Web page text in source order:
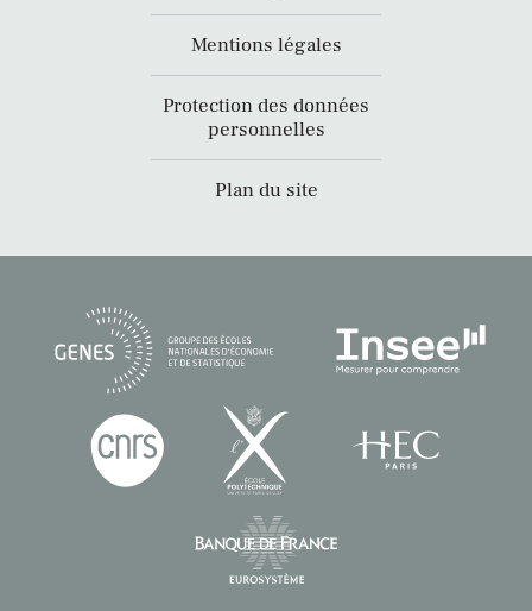
Mentions légales
Protection des données
personnelles
Plan du site